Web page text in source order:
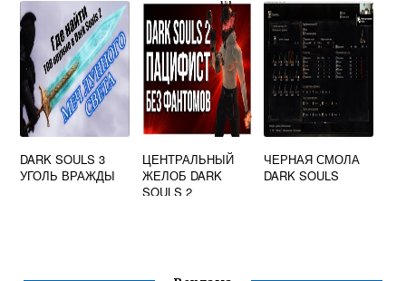
DARK SOULS 3
УГОЛЬ ВРАЖДЫ
ЦЕНТРАЛЬНЫЙ
ЖЕЛОБ DARK
SOULS 2
ЧЕРНАЯ СМОЛА
DARK SOULS